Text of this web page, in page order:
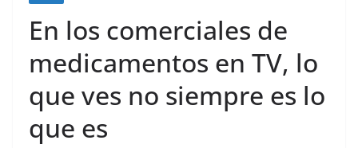
En los comerciales de
medicamentos en TV, lo
que ves no siempre es lo
que es